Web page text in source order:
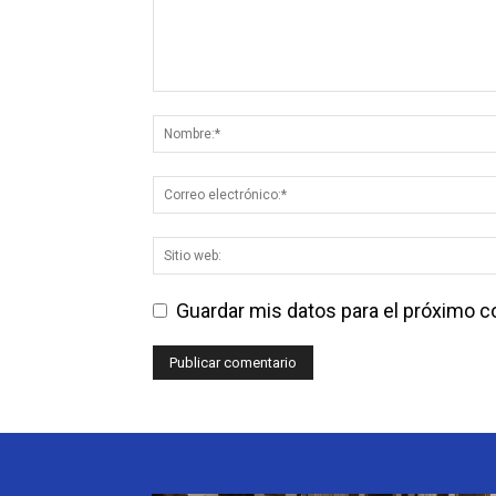
Guardar mis datos para el próximo